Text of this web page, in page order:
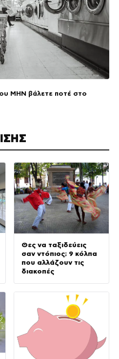
ΜΗΝ βάλετε ποτέ στο
Θες να ταξιδεύεις
σαν ντόπιος; 9 κόλπα
που αλλάζουν τις
διακοπές